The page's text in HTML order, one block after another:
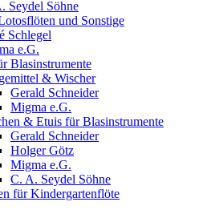
Seydel Söhne
und Sonstige
Schlegel
e.G.
Blasinstrumente
& Wischer
Gerald Schneider
Migma e.G.
& Etuis für Blasinstrumente
Gerald Schneider
Holger Götz
Migma e.G.
C. A. Seydel Söhne
für Kindergartenflöte